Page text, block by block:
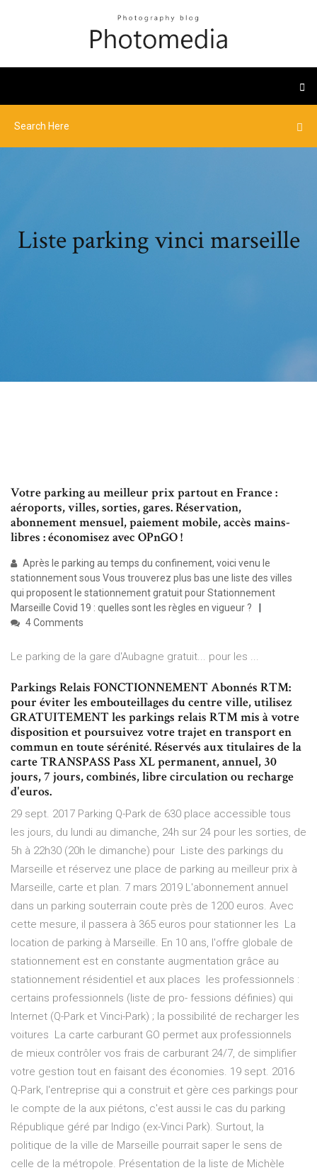
Liste parking vinci marseille
Votre parking au meilleur prix partout en France :
aéroports, villes, sorties, gares. Réservation,
abonnement mensuel, paiement mobile, accès mains-
libres : économisez avec OPnGO !
Après le parking au temps du confinement, voici venu le
stationnement sous Vous trouverez plus bas une liste des villes
qui proposent le stationnement gratuit pour Stationnement
Marseille Covid 19 : quelles sont les règles en vigueur ?
4 Comments
Le parking de la gare d'Aubagne gratuit... pour les ...
Parkings Relais FONCTIONNEMENT Abonnés RTM:
pour éviter les embouteillages du centre ville, utilisez
GRATUITEMENT les parkings relais RTM mis à votre
disposition et poursuivez votre trajet en transport en
commun en toute sérénité. Réservés aux titulaires de la
carte TRANSPASS Pass XL permanent, annuel, 30
jours, 7 jours, combinés, libre circulation ou recharge
d'euros.
29 sept. 2017 Parking Q-Park de 630 place accessible tous
les jours, du lundi au dimanche, 24h sur 24 pour les sorties, de
5h à 22h30 (20h le dimanche) pour Liste des parkings du
Marseille et réservez une place de parking au meilleur prix à
Marseille, carte et plan. 7 mars 2019 L'abonnement annuel
dans un parking souterrain coute près de 1200 euros. Avec
cette mesure, il passera à 365 euros pour stationner les La
location de parking à Marseille. En 10 ans, l'offre globale de
stationnement est en constante augmentation grâce au
stationnement résidentiel et aux places les professionnels :
certains professionnels (liste de pro- fessions définies) qui
Internet (Q-Park et Vinci-Park) ; la possibilité de recharger les
voitures La carte carburant GO permet aux professionnels
de mieux contrôler vos frais de carburant 24/7, de simplifier
votre gestion tout en faisant des économies. 19 sept. 2016
Q-Park, l'entreprise qui a construit et gère ces parkings pour
le compte de la aux piétons, c'est aussi le cas du parking
République géré par Indigo (ex-Vinci Park). Surtout, la
politique de la ville de Marseille pourrait saper le sens de
celle de la métropole. Présentation de la liste de Michèle